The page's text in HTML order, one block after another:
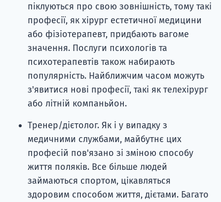
піклуються про свою зовнішність, тому такі
професії, як хірург естетичної медицини
або фізіотерапевт, придбають вагоме
значення. Послуги психологів та
психотерапевтів також набирають
популярність. Найближчим часом можуть
з'явитися нові професії, такі як телехірург
або літній компаньйон.
Тренер/дієтолог. Як і у випадку з
медичними службами, майбутнє цих
професій пов'язано зі зміною способу
життя поляків. Все більше людей
займаються спортом, цікавляться
здоровим способом життя, дієтами. Багато